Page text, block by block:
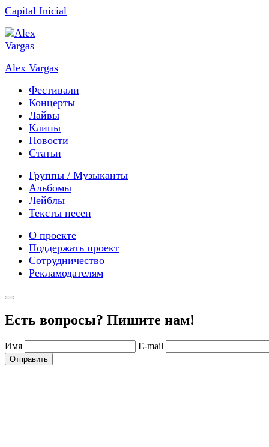
Capital Inicial
Alex Vargas
Фестивали
Концерты
Лайвы
Клипы
Новости
Статьи
Группы / Музыканты
Альбомы
Лейблы
Тексты песен
О проекте
Поддержать проект
Сотрудничество
Рекламодателям
Есть вопросы? Пишите нам!
Имя E-mail